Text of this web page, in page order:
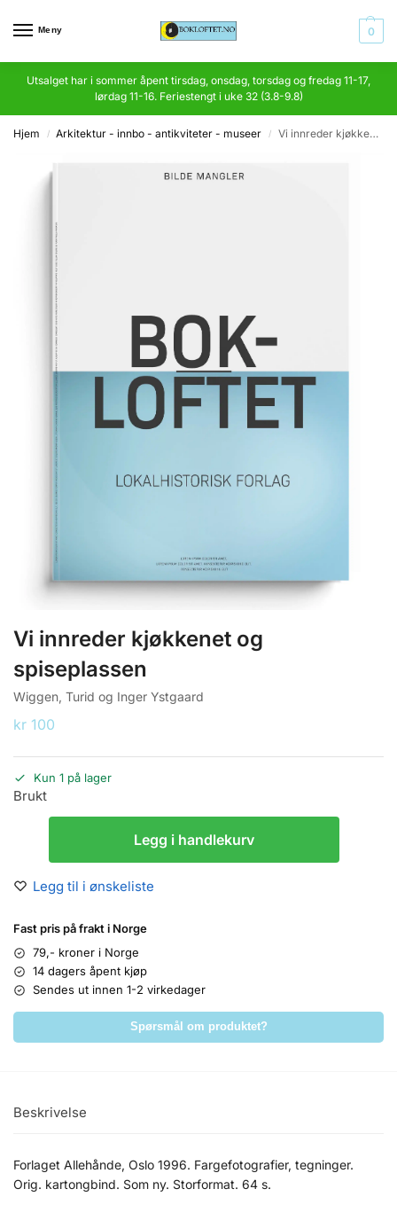
Meny 0
Utsalget har i sommer åpent tirsdag, onsdag, torsdag og fredag 11-17,
lørdag 11-16. Feriestengt i uke 32 (3.8-9.8)
Hjem / Arkitektur - innbo - antikviteter - museer / Vi innreder kjøkkenet og spiseplassen
Vi innreder kjøkkenet og
spiseplassen
Wiggen, Turid og Inger Ystgaard
kr 100
Kun 1 på lager
Brukt
Legg i handlekurv
Legg til i ønskeliste
Fast pris på frakt i Norge
79,- kroner i Norge
14 dagers åpent kjøp
Sendes ut innen 1-2 virkedager
Spørsmål om produktet?
Beskrivelse
Forlaget Allehånde, Oslo 1996. Fargefotografier, tegninger.
Orig. kartongbind. Som ny. Storformat. 64 s.